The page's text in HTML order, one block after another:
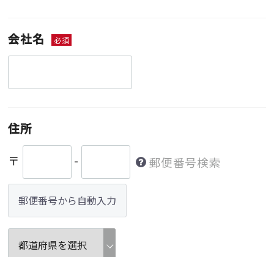
会社名 必須
住所
〒
- 郵便番号検索
郵便番号から自動入力